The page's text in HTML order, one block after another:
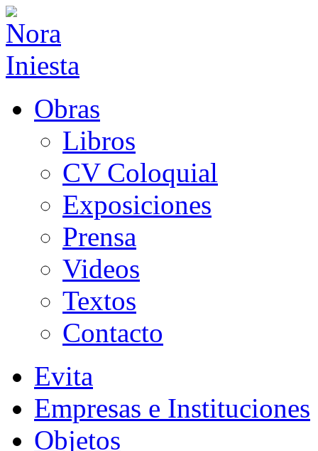
Obras
Libros
CV Coloquial
Exposiciones
Prensa
Videos
Textos
Contacto
Evita
Empresas e Instituciones
Objetos